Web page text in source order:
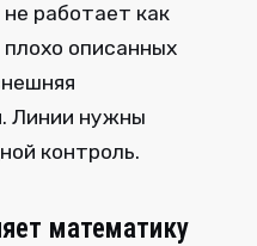
работает как
описанных
Линии нужны
контроль.
математику